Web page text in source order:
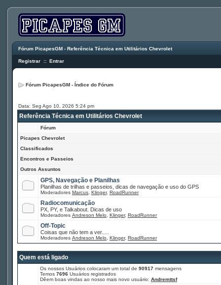
Fórum PicapesGM - Referência Técnica em Utilitários Chevrolet
Registrar :: Entrar
Fórum PicapesGM - Índice do Fórum
Data: Seg Ago 10, 2026 5:24 pm
Referência Técnica em Utilitários Chevrolet
Fórum
Picapes Chevrolet
Classificados
Encontros e Passeios
Outros Assuntos
GPS, Navegação e Planilhas
Planilhas de trilhas e passeios, dicas de navegação e uso do GPS
Moderadores Marcus Klinger, RoadRunner
Radiocomunicação
PX, PY, e Talkabout. Dicas de uso
Moderadores Andreson Melo Klinger, RoadRunner
Off-Topic
Coisas que não tem a ver.....
Moderadores Andreson Melo Klinger, RoadRunner
Quem está ligado
Os nossos Usuários colocaram um total de 90917 mensagens
Temos 7696 Usuários registrados
Dêem boas vindas ao nosso mais novo usuário: Andremttsf